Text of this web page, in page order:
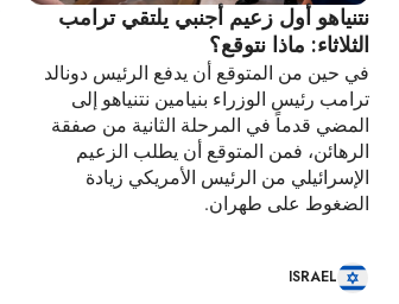
نتنياهو أول زعيم أجنبي يلتقي ترامب
الثلاثاء: ماذا نتوقع؟
في حين من المتوقع أن يدفع الرئيس دونالد
ترامب رئيس الوزراء بنيامين نتنياهو إلى
المضي قدماً في المرحلة الثانية من صفقة
الرهائن، فمن المتوقع أن يطلب الزعيم
الإسرائيلي من الرئيس الأمريكي زيادة
الضغوط على طهران.
ISRAEL